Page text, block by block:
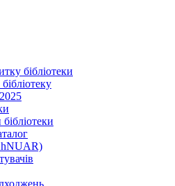
бібліотеки